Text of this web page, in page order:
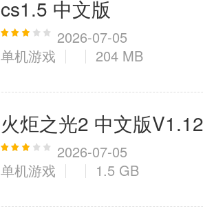
cs1.5 中文版
2026-07-05
单机游戏
204 MB
火炬之光2 中文版
2026-07-05
单机游戏
1.5 GB